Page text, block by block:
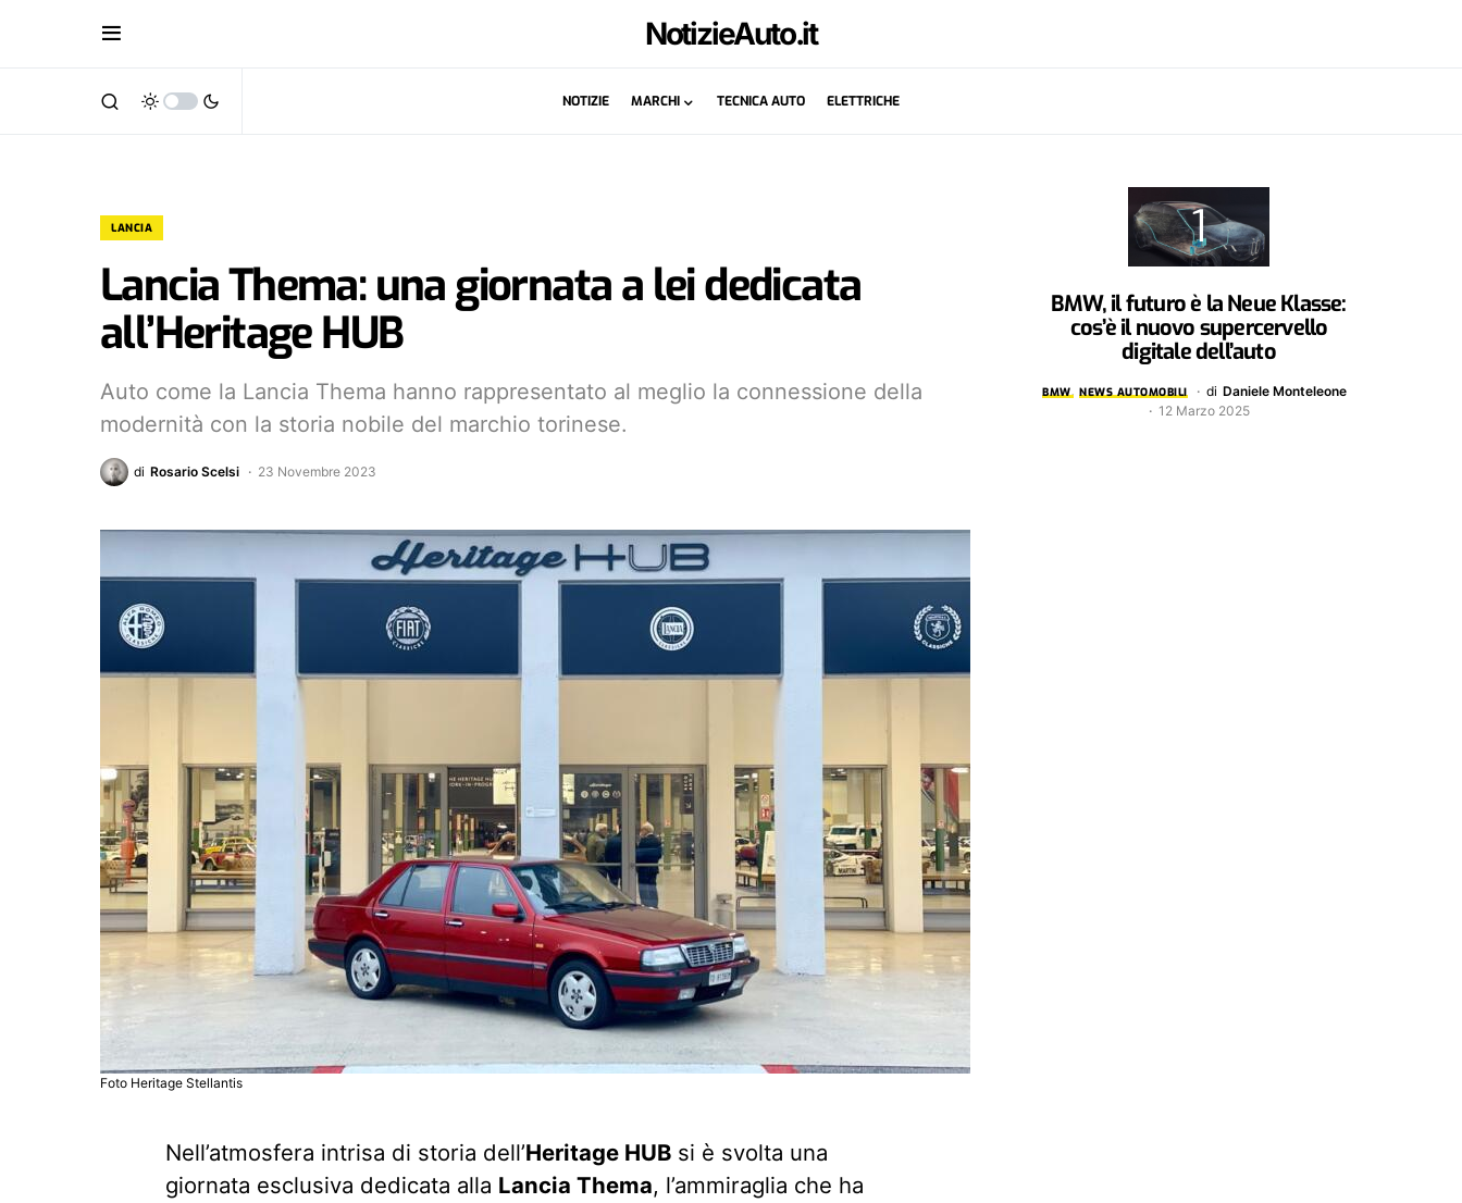
NotizieAuto.it
NOTIZIE MARCHI TECNICA AUTO ELETTRICHE
LANCIA
Lancia Thema: una giornata a lei dedicata
all’Heritage HUB
Auto come la Lancia Thema hanno rappresentato al meglio la connessione della
modernità con la storia nobile del marchio torinese.
di Rosario Scelsi 23 Novembre 2023
Foto Heritage Stellantis
Nell’atmosfera intrisa di storia dell’Heritage HUB si è svolta una
giornata esclusiva dedicata alla Lancia Thema, l’ammiraglia che ha
BMW, il futuro è la Neue Klasse:
cos’è il nuovo supercervello
digitale dell’auto
BMW NEWS AUTOMOBILI di Daniele Monteleone
12 Marzo 2025